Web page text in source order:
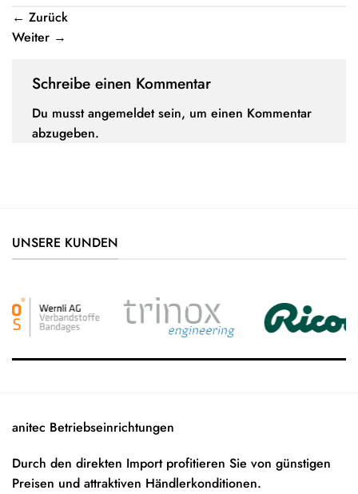
← Zurück
Weiter →
Schreibe einen Kommentar
Du musstangemeldetsein, um einen Kommentar
abzugeben.
UNSERE KUNDEN
anitec Betriebseinrichtungen
Durch den direkten Import profitieren Sie von günstigen
Preisen und attraktiven Händlerkonditionen.